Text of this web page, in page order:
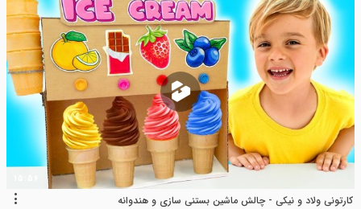
پخش
ویدیو
کارتونی ولاد و نیکی - چالش ماشین بستنی سازی و هندوانه